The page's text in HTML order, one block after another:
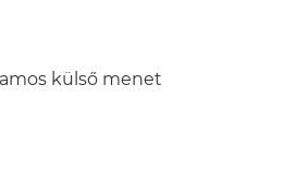
külső menet